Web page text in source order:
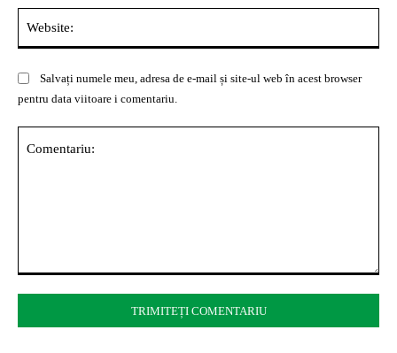
Salvați numele meu, adresa de e-mail și site-ul web în acest browser
pentru data viitoare i comentariu.